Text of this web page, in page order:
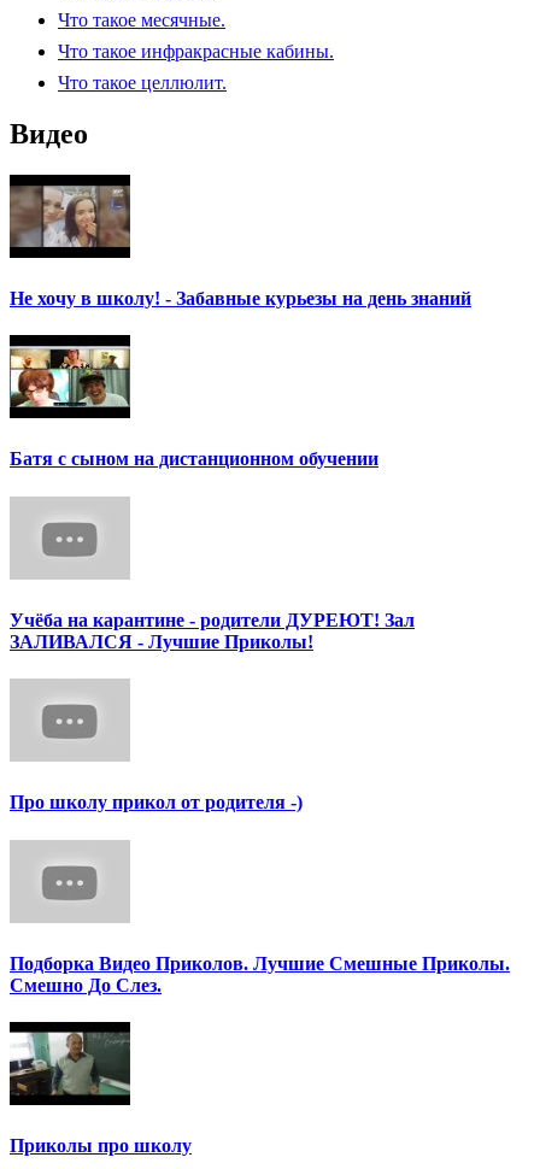
Что такое месячные.
Что такое инфракрасные кабины.
Что такое целлюлит.
Видео
Не хочу в школу! - Забавные курьезы на день знаний
Батя с сыном на дистанционном обучении
Учёба на карантине - родители ДУРЕЮТ! Зал
ЗАЛИВАЛСЯ - Лучшие Приколы!
Про школу прикол от родителя -)
Подборка Видео Приколов. Лучшие Смешные Приколы.
Смешно До Слез.
Приколы про школу